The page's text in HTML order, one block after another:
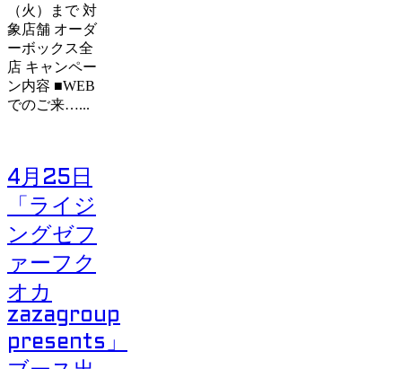
（火）まで 対
象店舗 オーダ
ーボックス全
店 キャンペー
ン内容 ■WEB
でのご来…...
4月25日
「ライジ
ングゼフ
ァーフク
オカ
zazagroup
presents」